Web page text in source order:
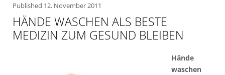
Published 12. November 2011
HÄNDE WASCHEN ALS BESTE
MEDIZIN ZUM GESUND BLEIBEN
Hände
waschen